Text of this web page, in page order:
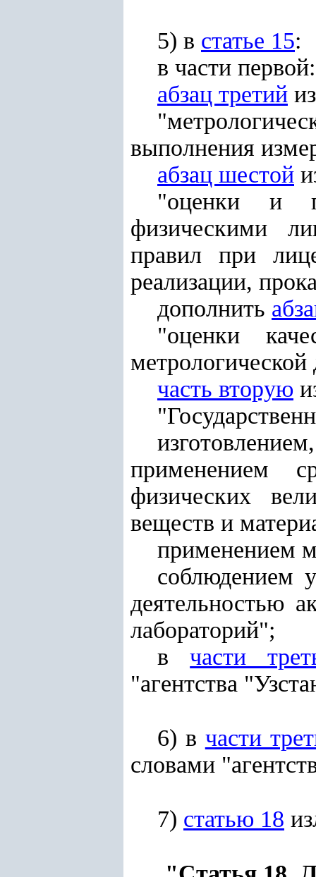
5) в статье 15:
в части первой:
абзац третий
выполнения
абзац шестой
"оценки и
физическими
правил при
реализации,
дополнить
"оценки
метрологической
часть вторую
применением
физических
веществ и
применением
соблюдением
деятельностью
лабораторий";
вчасти
"агентства
6) в части
словами
7) статью 18